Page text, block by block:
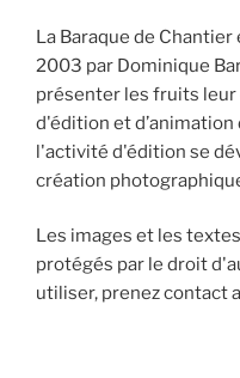
La Baraque de
2003 par Dominique
présenter les fruits
d'édition et
l'activité d'édition se
création
Les images et les
protégés par le droit
utiliser, prenez contact